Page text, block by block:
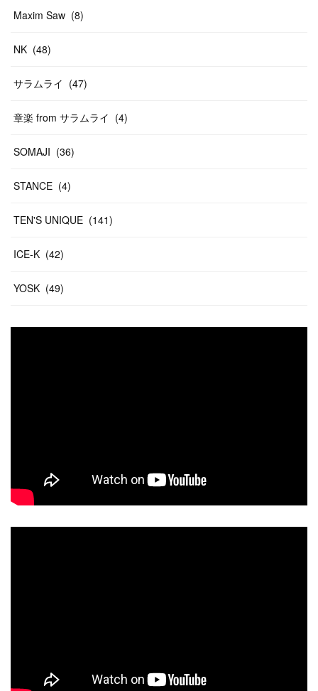
Maxim Saw (8)
NK (48)
サラムライ (47)
章楽 from サラムライ (4)
SOMAJI (36)
STANCE (4)
TEN'S UNIQUE (141)
ICE-K (42)
YOSK (49)